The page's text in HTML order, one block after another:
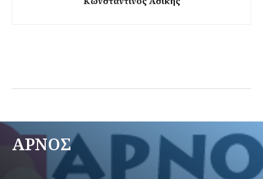
ΑΡΝΟΣ